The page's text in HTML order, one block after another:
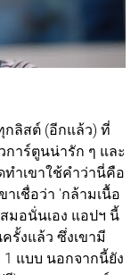
ลิสต์ (อีกแล้ว) ที่
การ์ตูนน่ารัก ๆ และ
ำเขาใช้คำว่านี่คือ
าเชื่อว่า 'กล้ามเนื้อ
มอนั่นเอง แอปฯ นี้
รั้งแล้ว ซึ่งเขามี
1 แบบ นอกจากนี้ยัง